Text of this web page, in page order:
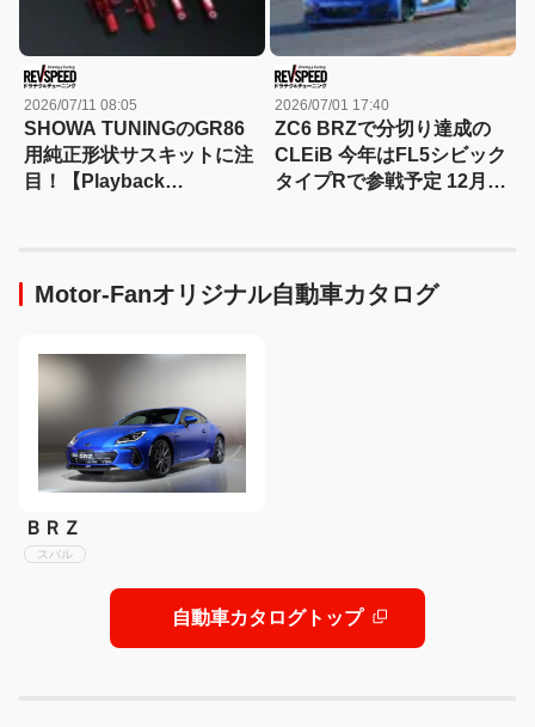
2026/07/11 08:05
SHOWA TUNINGのGR86
用純正形状サスキットに注
目！【Playback
2026/07/01 17:40
ZC6 BRZで分切り達成の
CLEiB 今年はFL5シビック
タイプRで参戦予定 12月17
Motor-Fanオリジナル自動車カタログ
ＢＲＺ
スバル
自動車カタログトップ